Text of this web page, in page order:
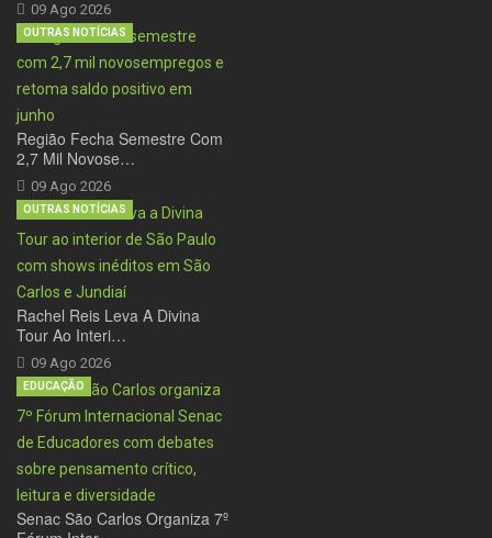
09 Ago 2026
Região Fecha Semestre Com
2,7 Mil Novose…
09 Ago 2026
OUTRAS NOTÍCIAS
Rachel Reis Leva A Divina
Tour Ao Interi…
09 Ago 2026
OUTRAS NOTÍCIAS
Senac São Carlos Organiza 7º
EDUCAÇÃO